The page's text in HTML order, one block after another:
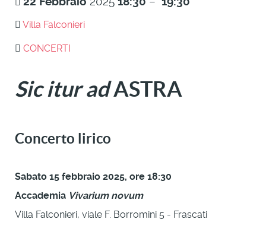
Villa Falconieri
CONCERTI
Sic itur adASTRA
Concerto lirico
Sabato 15 febbraio 2025, ore 18:30
Accademia Vivarium novum
Villa Falconieri, viale F. Borromini 5 - Frascati